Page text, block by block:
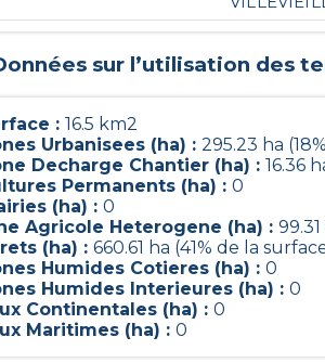
sur l’utilisation des
: 16.5 km2
Urbanisees (ha) : 295.23 ha
Decharge Chantier (ha) : 16.36
Permanents (ha) : 0
(ha) : 0
Agricole Heterogene (ha) :
(ha) : 660.61 ha (41% de la
Humides Cotieres (ha) : 0
Humides Interieures (ha) : 0
Continentales (ha) : 0
Maritimes (ha) : 0